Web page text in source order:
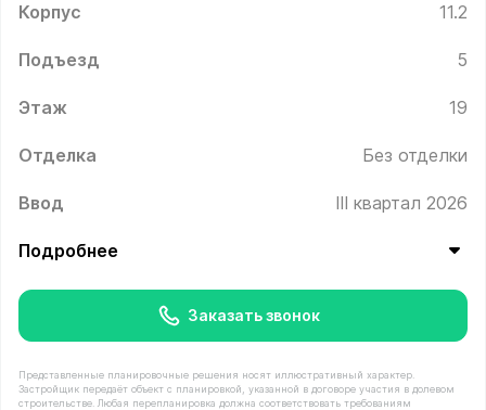
Корпус 11.2
Подъезд 5
Этаж 19
Отделка Без отделки
Ввод III квартал 2026
Подробнее
Заказать звонок
Представленные планировочные решения носят иллюстративный характер.
Застройщик передаёт объект с планировкой, указанной в договоре участия в долевом
строительстве. Любая перепланировка должна соответствовать требованиям